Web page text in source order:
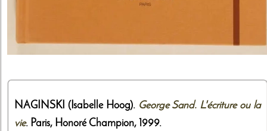
NAGINSKI (Isabelle Hoog). George Sand. L'écriture ou la
vie. Paris, Honoré Champion, 1999.